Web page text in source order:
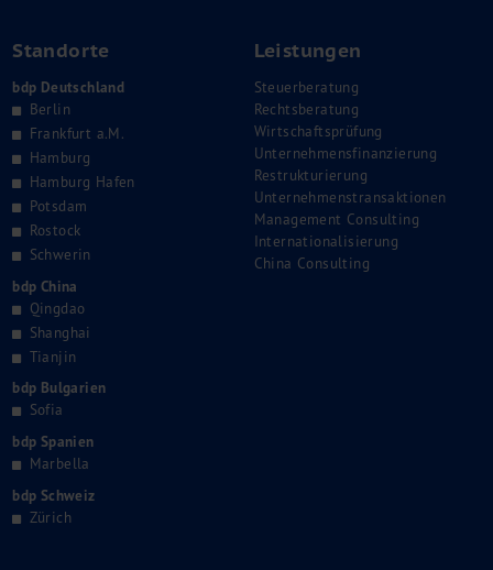
Standorte
bdp Deutschland
Berlin
Frankfurt a.M.
Hamburg
Hamburg Hafen
Potsdam
Rostock
Schwerin
bdp China
Qingdao
Shanghai
Tianjin
bdp Bulgarien
Sofia
bdp Spanien
Marbella
bdp Schweiz
Zürich
Leistungen
Steuerberatung
Rechtsberatung
Wirtschaftsprüfung
Unternehmensfinanzierung
Restrukturierung
Unternehmenstransaktionen
Management Consulting
Internationalisierung
China Consulting